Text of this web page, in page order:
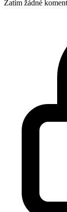
Zatím žádné